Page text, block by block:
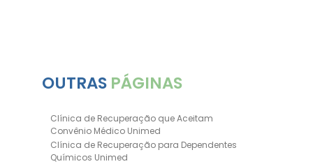
OUTRAS PÁGINAS
Clínica de Recuperação que Aceitam
Convênio Médico Unimed
Clínica de Recuperação para Dependentes
Químicos Unimed